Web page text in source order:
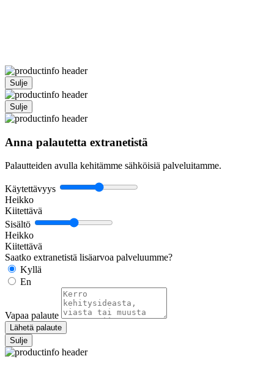
Sulje
Sulje
Anna palautetta extranetistä
Palautteiden avulla kehitämme sähköisiä palveluitamme.
Käytettävyys
Heikko
Kiitettävä
Sisältö
Heikko
Kiitettävä
Saatko extranetistä lisäarvoa palveluumme?
Kyllä
En
Vapaa palaute
Lähetä palaute
Sulje